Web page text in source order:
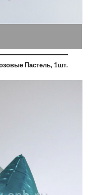
Пастель, 1шт.